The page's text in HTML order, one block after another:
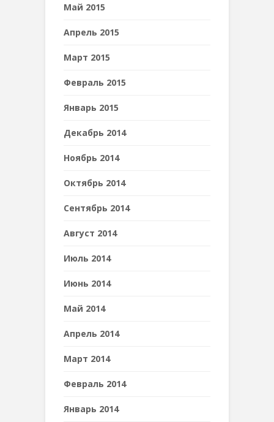
Май 2015
Апрель 2015
Март 2015
Февраль 2015
Январь 2015
Декабрь 2014
Ноябрь 2014
Октябрь 2014
Сентябрь 2014
Август 2014
Июль 2014
Июнь 2014
Май 2014
Апрель 2014
Март 2014
Февраль 2014
Январь 2014